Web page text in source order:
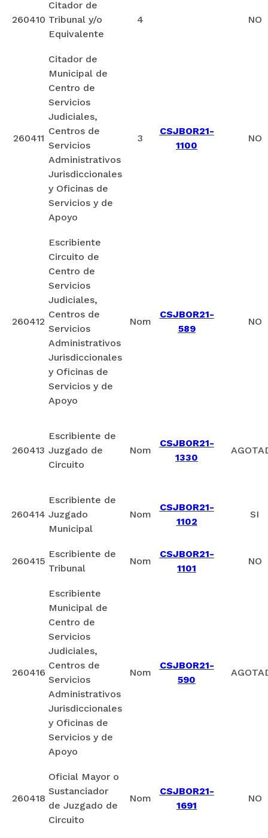
260410
Citador de
Tribunal y/o
Equivalente
4 NO
260411
Citador de
Municipal de
Centro de
Servicios
Judiciales,
Centros de
Servicios
Administrativos
Jurisdiccionales
y Oficinas de
Servicios y de
Apoyo
3
CSJBOR21-
1100
NO
260412
Escribiente
Circuito de
Centro de
Servicios
Judiciales,
Centros de
Servicios
Administrativos
Jurisdiccionales
y Oficinas de
Servicios y de
Apoyo
Nom
CSJBOR21-
589
NO
260413
Escribiente de
Juzgado de
Circuito
Nom
CSJBOR21-
1330
260414
Escribiente de
Juzgado
Municipal
Nom
CSJBOR21-
1102
SI
260415
Escribiente de
Tribunal
Nom
CSJBOR21-
1101
NO
260416
Escribiente
Municipal de
Centro de
Servicios
Judiciales,
Centros de
Servicios
Administrativos
Jurisdiccionales
y Oficinas de
Servicios y de
Apoyo
Nom
CSJBOR21-
590
260418
Oficial Mayor o
Sustanciador
de Juzgado de
Circuito
Nom
CSJBOR21-
1691
NO